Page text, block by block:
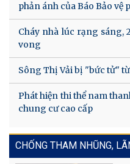
phản ánh của Báo Bảo vệ
Cháy nhà lúc rạng
vong
Sông Thị Vải bị "bức tử"
Phát hiện thi thể nam
chung cư cao cấp
CHỐNG THAM NHŨNG,